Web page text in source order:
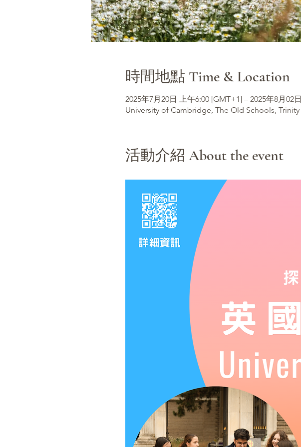
時間地點 Time & Location
2025年7月20日 上午6:00 [GMT+1] – 2025年8月02
University of Cambridge, The Old Schools,
活動介紹 About the event